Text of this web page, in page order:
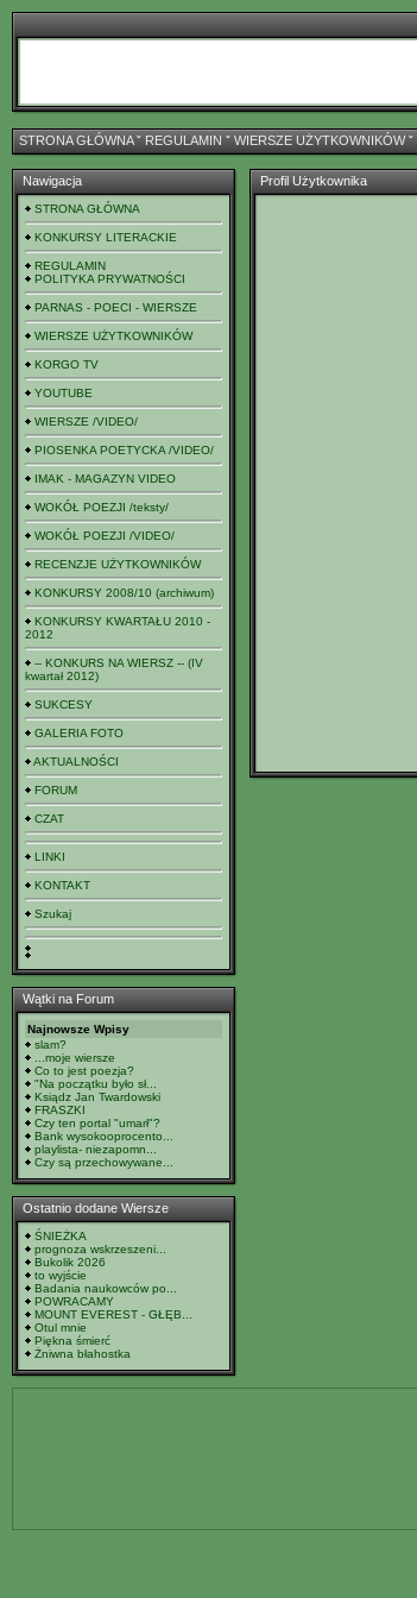
STRONA GŁÓWNAˇ REGULAMIN ˇ WIERSZE UŻYTKOWNIKÓWˇ
Nawigacja
STRONA GŁÓWNA
KONKURSY LITERACKIE
REGULAMIN
POLITYKA PRYWATNOŚCI
PARNAS - POECI - WIERSZE
WIERSZE UŻYTKOWNIKÓW
KORGO TV
YOUTUBE
WIERSZE /VIDEO/
PIOSENKA POETYCKA /VIDEO/
IMAK - MAGAZYN VIDEO
WOKÓŁ POEZJI /teksty/
WOKÓŁ POEZJI /VIDEO/
RECENZJE UŻYTKOWNIKÓW
KONKURSY 2008/10 (archiwum)
KONKURSY KWARTAŁU 2010 -
2012
-- KONKURS NA WIERSZ -- (IV
kwartał 2012)
SUKCESY
GALERIA FOTO
AKTUALNOŚCI
FORUM
CZAT
LINKI
KONTAKT
Szukaj
Wątki na Forum
Najnowsze Wpisy
slam?
...moje wiersze
Co to jest poezja?
"Na początku było sł...
Ksiądz Jan Twardowski
FRASZKI
Czy ten portal "umarł"?
Bank wysokooprocento...
playlista- niezapomn...
Czy są przechowywane...
Ostatnio dodane Wiersze
ŚNIEŻKA
prognoza wskrzeszeni...
Bukolik 2026
to wyjście
Badania naukowców po...
POWRACAMY
MOUNT EVEREST - GŁĘB...
Otul mnie
Piękna śmierć
Żniwna błahostka
Profil Użytkownika